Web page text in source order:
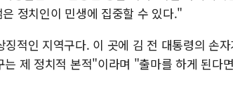
정치인이 민생에 집중할 수 있다."
적인 지역구다. 이 곳에 김 전 대통령의 손
제 정치적 본적"이라며 "출마를 하게 된다